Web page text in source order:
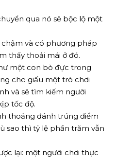
qua nó sẽ bộc lộ một
và có phương pháp
thấy thoải mái ở đó.
một con bò đực trong
che giấu một trò chơi
và sẽ tìm kiếm người
tốc độ.
thoảng đánh trúng điểm
sao thì tỷ lệ phần trăm vẫn
lại: một người chơi thực